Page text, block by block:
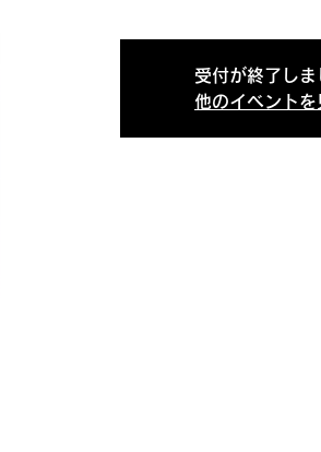
受付が終了しま
他のイベントを